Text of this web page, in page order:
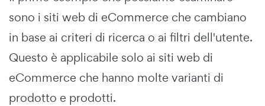
sono i siti web di eCommerce che cambiano
in base ai criteri di ricerca o ai filtri dell'utente.
Questo è applicabile solo ai siti web di
eCommerce che hanno molte varianti di
prodotto e prodotti.